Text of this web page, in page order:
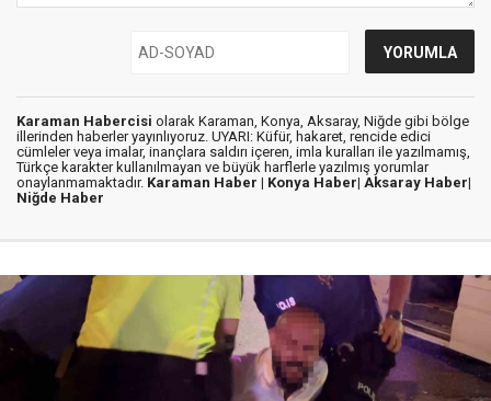
Karaman Habercisi olarak Karaman, Konya, Aksaray, Niğde gibi bölge
illerinden haberler yayınlıyoruz. UYARI: Küfür, hakaret, rencide edici
cümleler veya imalar, inançlara saldırı içeren, imla kuralları ile yazılmamış,
Türkçe karakter kullanılmayan ve büyük harflerle yazılmış yorumlar
onaylanmamaktadır. Karaman Haber | Konya Haber| Aksaray Haber|
Niğde Haber